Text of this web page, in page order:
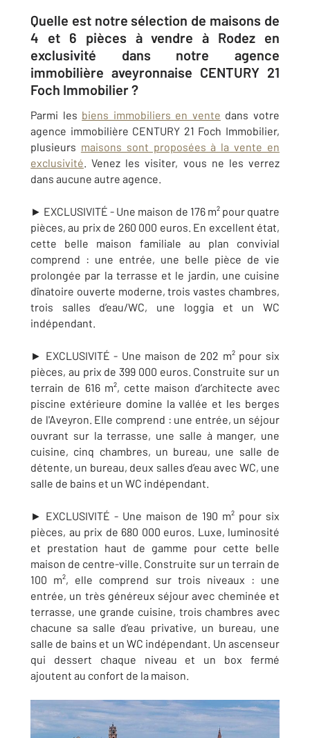
Quelle est notre sélection de maisons de
4 et 6 pièces à vendre à Rodez en
exclusivité dans notre agence
immobilière aveyronnaise CENTURY 21
Foch Immobilier ?
Parmi les biens immobiliers en vente dans votre
agence immobilière CENTURY 21 Foch Immobilier,
plusieurs maisons sont proposées à la vente en
exclusivité. Venez les visiter, vous ne les verrez
dans aucune autre agence.
► EXCLUSIVITÉ - Une maison de 176 m² pour quatre
pièces, au prix de 260 000 euros. En excellent état,
cette belle maison familiale au plan convivial
comprend : une entrée, une belle pièce de vie
prolongée par la terrasse et le jardin, une cuisine
dînatoire ouverte moderne, trois vastes chambres,
trois salles d’eau/WC, une loggia et un WC
indépendant.
► EXCLUSIVITÉ - Une maison de 202 m² pour six
pièces, au prix de 399 000 euros. Construite sur un
terrain de 616 m², cette maison d’architecte avec
piscine extérieure domine la vallée et les berges
de l'Aveyron. Elle comprend : une entrée, un séjour
ouvrant sur la terrasse, une salle à manger, une
cuisine, cinq chambres, un bureau, une salle de
détente, un bureau, deux salles d’eau avec WC, une
salle de bains et un WC indépendant.
► EXCLUSIVITÉ - Une maison de 190 m² pour six
pièces, au prix de 680 000 euros. Luxe, luminosité
et prestation haut de gamme pour cette belle
maison de centre-ville. Construite sur un terrain de
100 m², elle comprend sur trois niveaux : une
entrée, un très généreux séjour avec cheminée et
terrasse, une grande cuisine, trois chambres avec
chacune sa salle d’eau privative, un bureau, une
salle de bains et un WC indépendant. Un ascenseur
qui dessert chaque niveau et un box fermé
ajoutent au confort de la maison.